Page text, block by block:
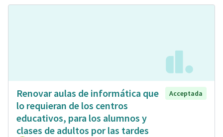
Renovar aulas de informática que
lo requieran de los centros
educativos, para los alumnos y
clases de adultos por las tardes
Acceptada